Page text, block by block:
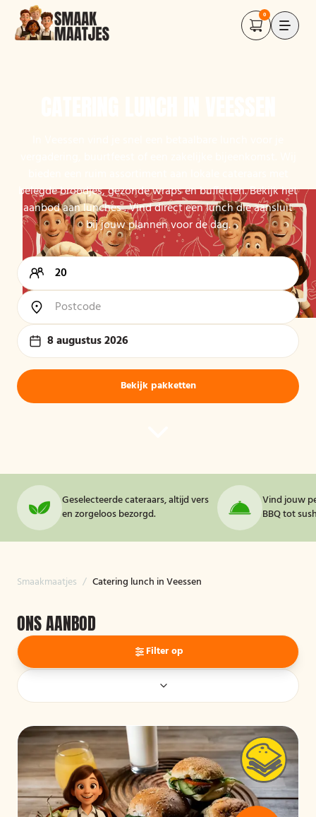
0
belegde broodjes, gezonde wraps en buffetten. Bekijk het
aanbod aan lunches . Vind direct een lunch die aansluit
bij jouw plannen voor de dag.
8 augustus 2026
Bekijk pakketten
Geselecteerde cateraars, altijd vers
en zorgeloos bezorgd.
Vind jouw
BBQ tot
Smaakmaatjes / Catering lunch in Veessen
ONS AANBOD
Filter op